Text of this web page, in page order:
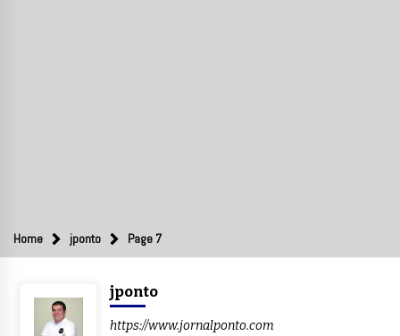
Home jponto Page 7
jponto
https://www.jornalponto.com